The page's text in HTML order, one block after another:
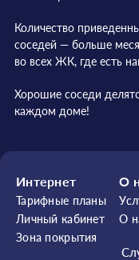
Количество
соседей — больше
во всех ЖК, где есть
Хорошие соседи
каждом доме!
Интернет
Тарифные планы
Личный кабинет
Зона покрытия
О
О